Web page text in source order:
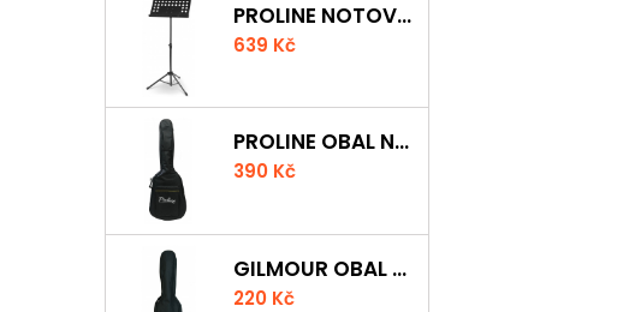
PROLINE NOTOVÝ PULT ODLEHČENÝ
639 Kč
PROLINE OBAL NA KLASICKOU KYTARU S 5 MM POLSTROVÁNÍM
390 Kč
GILMOUR OBAL NA UKULELE CONCERT
220 Kč